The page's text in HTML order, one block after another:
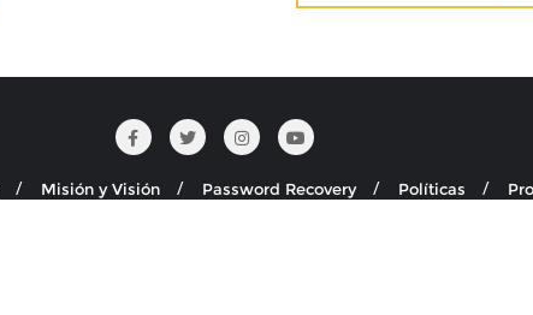
Misión y Visión Password Recovery Políticas